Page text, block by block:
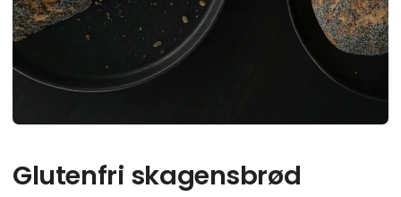
Glutenfri skagensbrød